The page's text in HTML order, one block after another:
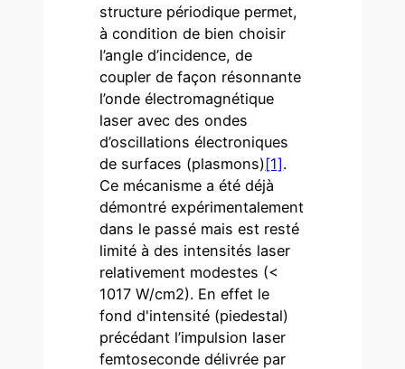
structure périodique permet,
à condition de bien choisir
l’angle d’incidence, de
coupler de façon résonnante
l’onde électromagnétique
laser avec des ondes
d’oscillations électroniques
de surfaces (plasmons)[1].
Ce mécanisme a été déjà
démontré expérimentalement
dans le passé mais est resté
limité à des intensités laser
relativement modestes (<
1017 W/cm2). En effet le
fond d'intensité (piedestal)
précédant l’impulsion laser
femtoseconde délivrée par